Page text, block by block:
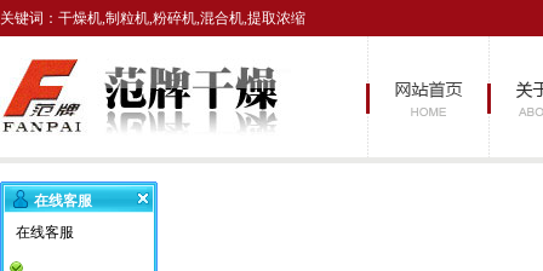
关键词：干燥机,制粒机,粉碎机,混合机,提取浓缩
在线客服
在线客服